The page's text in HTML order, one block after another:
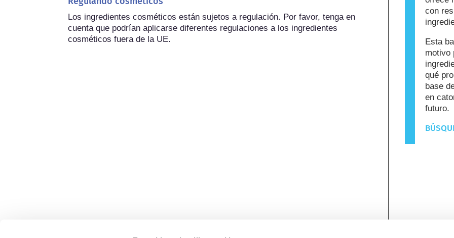
Los ingredientes cosméticos están sujetos a regulación. Por favor, tenga en
cuenta que podrían aplicarse diferentes regulaciones a los ingredientes
cosméticos fuera de la UE.
con
Esta
motivo
qué
base
en
futuro.